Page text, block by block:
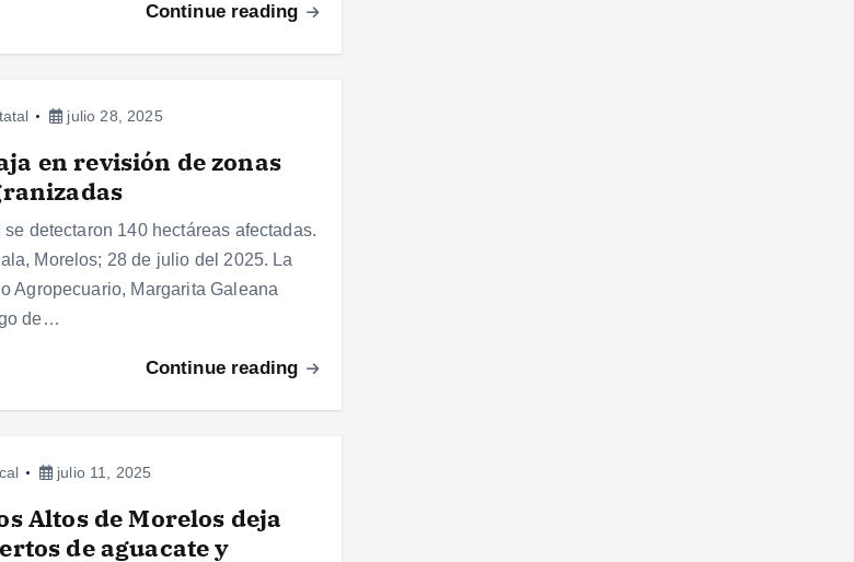
Continue reading
julio 28, 2025
en revisión de zonas
detectaron 140 hectáreas afectadas.
Morelos; 28 de julio del 2025. La
Agropecuario, Margarita Galeana
de…
Continue reading
julio 11, 2025
Altos de Morelos deja
de aguacate y